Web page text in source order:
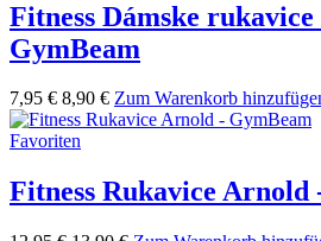
Fitness Dámske
GymBeam
7,95 € 8,90 € Zum Warenkorb
Favoriten
Fitness Rukavice Arnold